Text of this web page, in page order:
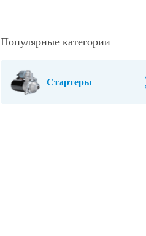
Популярные категории
Стартеры